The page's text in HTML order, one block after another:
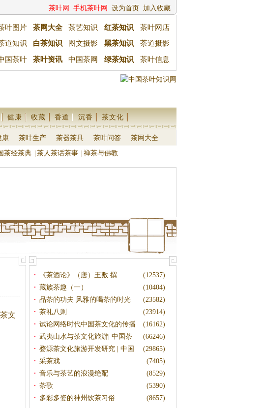
茶叶网 手机茶叶网 设为首页 加入收藏
叶图片 茶网大全 茶艺知识 红茶知识
茶叶网店
道知识 白茶知识 图文摄影 黑茶知识 茶道摄影
国茶叶 茶叶资讯 中国茶网 绿茶知识 茶叶信息
健康 收藏 香道 沉香 茶文化
康 茶叶生产 茶器茶具 茶叶问答 茶网大全
茶经茶典 茶人茶话茶事 禅茶与佛教
文
(12537)
《茶酒论》（唐）王敷 撰
(10404)
藏族茶趣（一）
(23582)
品茶的功夫 风雅的喝茶的时光
(23914)
茶礼八则
(16162)
试论网络时代中国茶文化的传播
(66246)
武夷山水与茶文化旅游| 中国茶
文
(29865)
婺源茶文化旅游开发研究 | 中国
茶
(7405)
采茶戏
(8529)
音乐与茶艺的浪漫绝配
(5390)
茶歌
(8657)
多彩多姿的神州饮茶习俗